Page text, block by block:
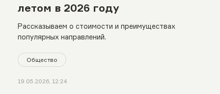
летом в 2026 году
Рассказываем о стоимости и преимуществах
популярных направлений.
Общество
19.05.2026, 12:24